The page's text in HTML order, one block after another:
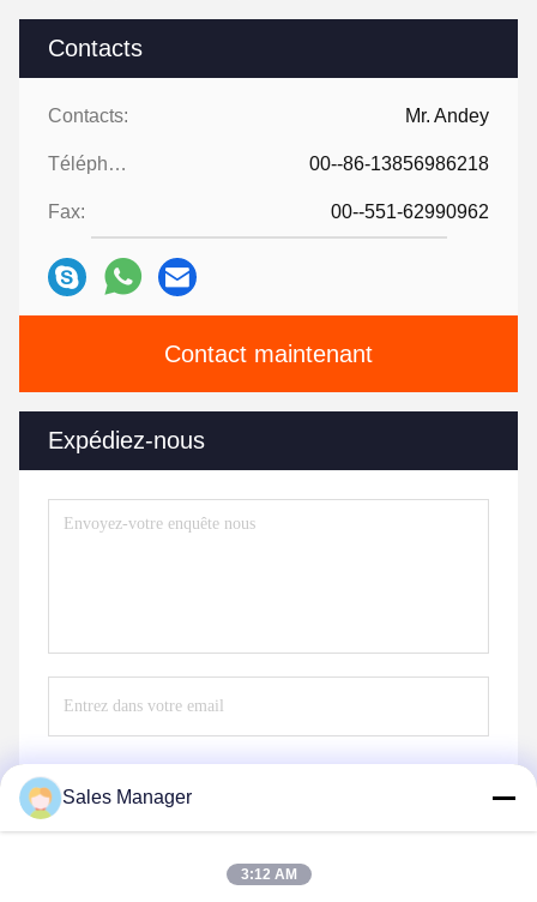
Contacts
Contacts: Mr. Andey
Téléphone: 00--86-13856986218
Fax: 00--551-62990962
Contact maintenant
Expédiez-nous
Sales Manager
3:12 AM